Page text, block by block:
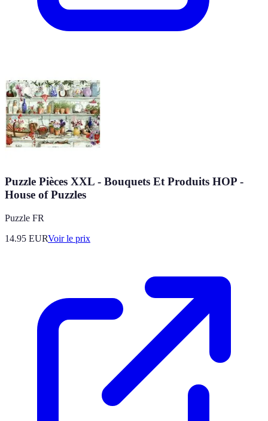
Puzzle Pièces XXL - Bouquets Et Produits HOP -
House of Puzzles
Puzzle FR
14.95 EURVoir le prix